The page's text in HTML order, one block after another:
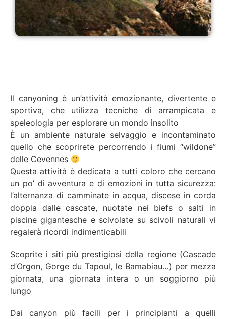
Il canyoning è un’attività emozionante, divertente e
sportiva, che utilizza tecniche di arrampicata e
speleologia per esplorare un mondo insolito
È un ambiente naturale selvaggio e incontaminato
quello che scoprirete percorrendo i fiumi “wildone”
delle Cevennes
Questa attività è dedicata a tutti coloro che cercano
un po’ di avventura e di emozioni in tutta sicurezza:
l’alternanza di camminate in acqua, discese in corda
doppia dalle cascate, nuotate nei biefs o salti in
piscine gigantesche e scivolate su scivoli naturali vi
regalerà ricordi indimenticabili
Scoprite i siti più prestigiosi della regione (Cascade
d’Orgon, Gorge du Tapoul, le Bamabiau…) per mezza
giornata, una giornata intera o un soggiorno più
lungo
Dai canyon più facili per i principianti a quelli